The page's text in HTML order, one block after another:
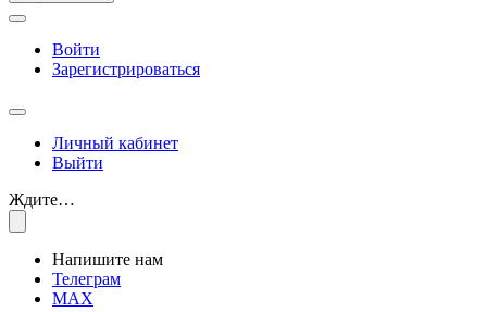
Войти
Зарегистрироваться
Личный кабинет
Выйти
Ждите…
Напишите нам
Телеграм
MAX